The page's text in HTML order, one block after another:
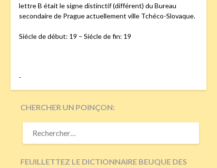
lettre B était le signe distinctif (différent) du Bureau
secondaire de Prague actuellement ville Tchéco-Slovaque.
Siécle de début: 19 – Siécle de fin: 19
-
CHERCHER UN POINÇON:
RECHERCHER :
FEUILLETTEZ LE DICTIONNAIRE BEUQUE DES